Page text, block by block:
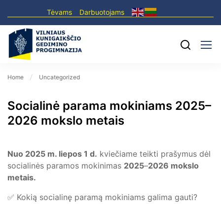
Tėvams Darbuotojams
Home Uncategorized
Socialinė parama mokiniams 2025–
2026 mokslo metais
Nuo 2025 m. liepos 1 d. kviečiame teikti prašymus dėl
socialinės paramos mokinimas 2025–2026 mokslo
metais.
✅ Kokią socialinę paramą mokiniams galima gauti?